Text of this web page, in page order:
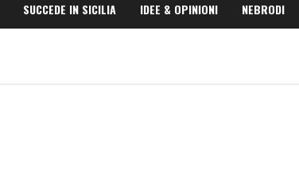
SUCCEDE IN SICILIA IDEE & OPINIONI NEBRODI